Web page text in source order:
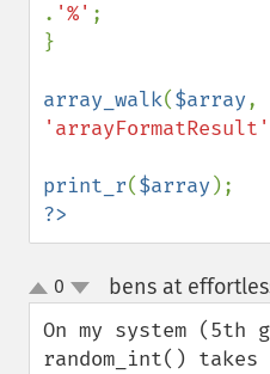
. '%' ;
}
array_walk($array
'arrayFormatResult'
print_r($array
?>
up
down
0 bens at
On my system (5th
random_int() takes